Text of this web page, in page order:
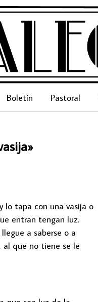
Boletín Pastoral
lo tapa con una vasija o
entran tengan luz.
a saberse o a
al que no tiene se le